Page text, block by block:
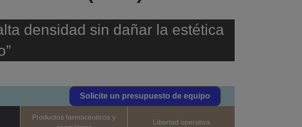
densidad sin dañar la estética
Solicite un presupuesto de equipo
Productos farmacéuticos y
Libertad operativa